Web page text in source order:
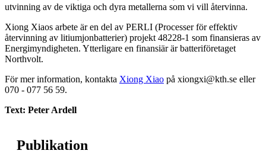
utvinning av de viktiga och dyra metallerna som vi vill återvinna.
Xiong Xiaos arbete är en del av PERLI (Processer för effektiv
återvinning av litiumjonbatterier) projekt 48228-1 som finansieras av
Energimyndigheten. Ytterligare en finansiär är batteriföretaget
Northvolt.
För mer information, kontakta Xiong Xiao på xiongxi@kth.se eller
070 - 077 56 59.
Text: Peter Ardell
Publikation